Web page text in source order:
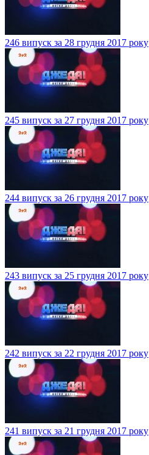
246 випуск за 28 грудня 2017 року
245 випуск за 27 грудня 2017 року
244 випуск за 26 грудня 2017 року
243 випуск за 25 грудня 2017 року
242 випуск за 22 грудня 2017 року
241 випуск за 21 грудня 2017 року